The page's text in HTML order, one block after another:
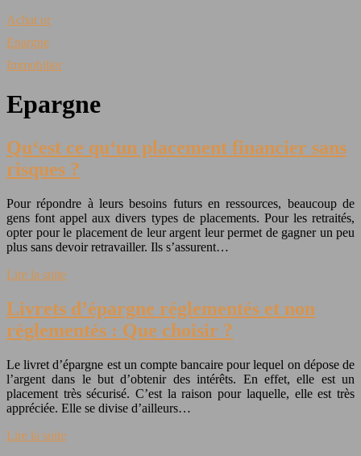
Achat or
Epargne
Immobilier
Epargne
Qu‘est ce qu‘un placement financier sans
risques ?
Pour répondre à leurs besoins futurs en ressources, beaucoup de
gens font appel aux divers types de placements. Pour les retraités,
opter pour le placement de leur argent leur permet de gagner un peu
plus sans devoir retravailler. Ils s’assurent…
Lire la suite
Livrets d’épargne réglementés et non
réglementés : Que choisir ?
Le livret d’épargne est un compte bancaire pour lequel on dépose de
l’argent dans le but d’obtenir des intérêts. En effet, elle est un
placement très sécurisé. C’est la raison pour laquelle, elle est très
appréciée. Elle se divise d’ailleurs…
Lire la suite